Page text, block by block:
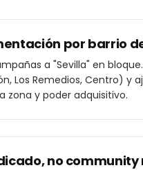
por barrio
a "Sevilla" en
Los Remedios, Centro) y
zona y poder adquisitivo.
no